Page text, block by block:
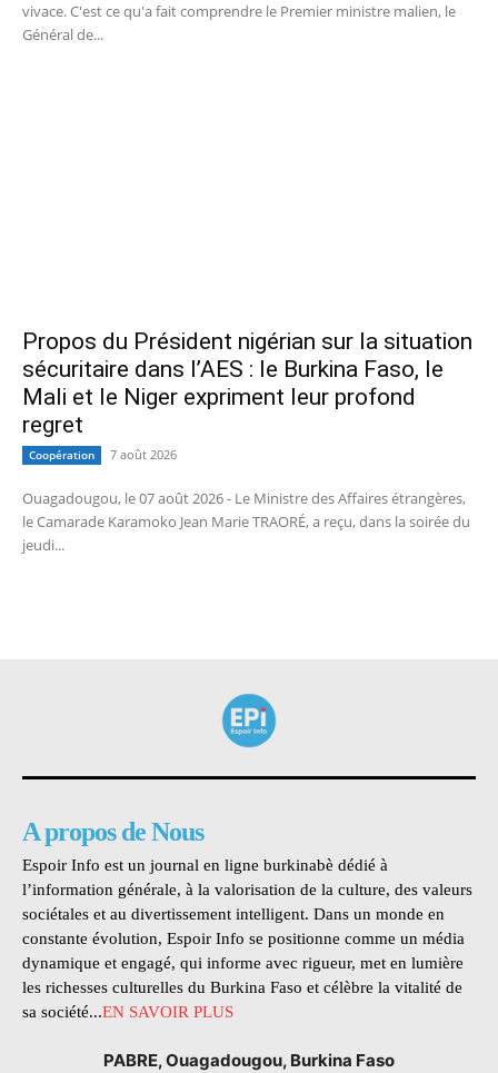
vivace. C'est ce qu'a fait comprendre le Premier ministre malien, le
Général de...
Propos du Président nigérian sur la situation
sécuritaire dans l’AES : le Burkina Faso, le
Mali et le Niger expriment leur profond
regret
Coopération 7 août 2026
Ouagadougou, le 07 août 2026 - Le Ministre des Affaires étrangères,
le Camarade Karamoko Jean Marie TRAORÉ, a reçu, dans la soirée du
jeudi...
A propos de Nous
Espoir Info est un journal en ligne burkinabè dédié à
l’information générale, à la valorisation de la culture, des valeurs
sociétales et au divertissement intelligent. Dans un monde en
constante évolution, Espoir Info se positionne comme un média
dynamique et engagé, qui informe avec rigueur, met en lumière
les richesses culturelles du Burkina Faso et célèbre la vitalité de
sa société...EN SAVOIR PLUS
PABRE, Ouagadougou, Burkina Faso